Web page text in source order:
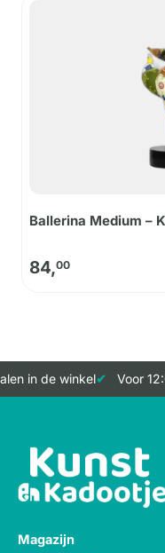
Ballerina Medium –
84,00
in de winkel Voor
Magazijn